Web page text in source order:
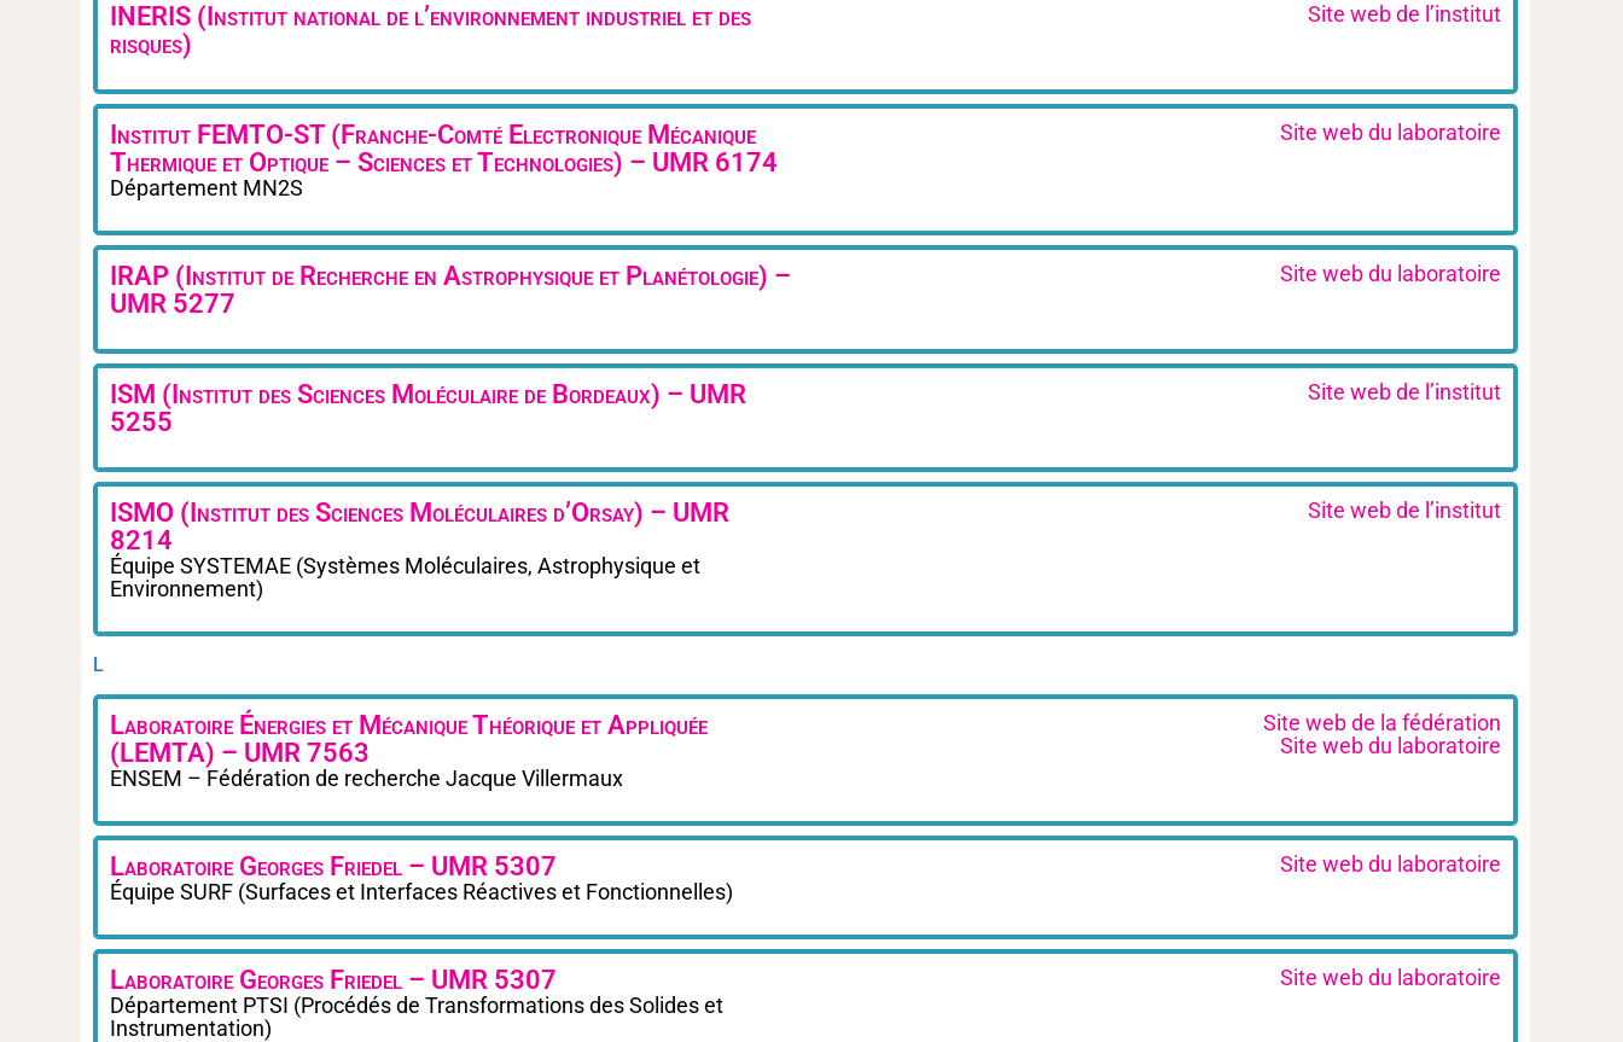
INERIS (Institut national de l’environnement industriel et des
risques)
Site web de l’institut
Institut FEMTO-ST (Franche-Comté Electronique Mécanique
Thermique et Optique – Sciences et Technologies) – UMR 6174
Département MN2S
Site web du laboratoire
IRAP (Institut de Recherche en Astrophysique et Planétologie) –
UMR 5277
Site web du laboratoire
ISM (Institut des Sciences Moléculaire de Bordeaux) – UMR
5255
Site web de l’institut
ISMO (Institut des Sciences Moléculaires d’Orsay) – UMR
8214
Équipe SYSTEMAE (Systèmes Moléculaires, Astrophysique et
Environnement)
Site web de l’institut
L
Laboratoire Énergies et Mécanique Théorique et Appliquée
(LEMTA) – UMR 7563
ENSEM – Fédération de recherche Jacque Villermaux
Site web de la fédération
Site web du laboratoire
Laboratoire Georges Friedel – UMR 5307
Équipe SURF (Surfaces et Interfaces Réactives et Fonctionnelles)
Site web du laboratoire
Laboratoire Georges Friedel – UMR 5307
Département PTSI (Procédés de Transformations des Solides et
Instrumentation)
Site web du laboratoire